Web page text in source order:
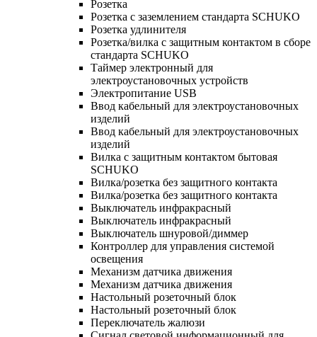
Розетка
Розетка с заземлением стандарта SCHUKO
Розетка удлинителя
Розетка/вилка с защитным контактом в сборе
стандарта SCHUKO
Таймер электронный для
электроустановочных устройств
Электропитание USB
Ввод кабельный для электроустановочных
изделий
Ввод кабельный для электроустановочных
изделий
Вилка с защитным контактом бытовая
SCHUKO
Вилка/розетка без защитного контакта
Вилка/розетка без защитного контакта
Выключатель инфракрасный
Выключатель инфракрасный
Выключатель шнуровой/диммер
Контроллер для управления системой
освещения
Механизм датчика движения
Механизм датчика движения
Настольный розеточный блок
Настольный розеточный блок
Переключатель жалюзи